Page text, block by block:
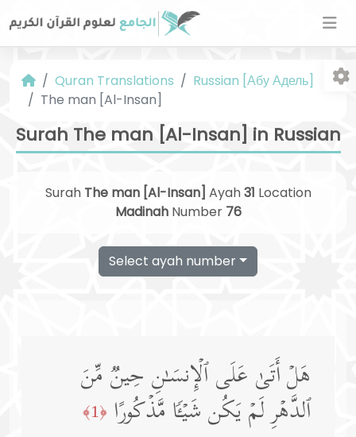
Quran Translations
Russian [Абу Адель]
The man [Al-Insan]
Surah The man [Al-Insan] in Russian
Surah The man [Al-Insan] Ayah31 Location
MadinahNumber 76
Select ayah number
هَلۡ أَتَىٰ عَلَى ٱلۡإِنسَـٰنِ حِینࣱ مِّنَ
ٱلدَّهۡرِ لَمۡ یَكُن شَیۡـࣰٔا مَّذۡكُورًا ﴿1﴾